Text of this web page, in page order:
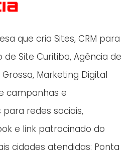
que cria Sites, CRM para
de Site Curitiba, Agência de
Marketing Digital
campanhas e
redes sociais,
e link patrocinado do
cidades atendidas: Ponta